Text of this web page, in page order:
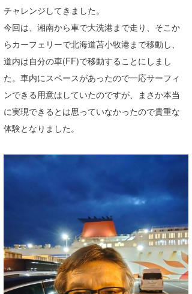
チャレンジしてきました。
今回は、湘南から車で大洗港まで走り、そこか
らカーフェリーで北海道苫小牧港まで移動し、
道内は自分の車(FF)で移動することにしまし
た。車内にスペースがあったので一応サーフィ
ンできる用意はしていたのですが、まさか本当
に実現できるとは思っていなかったので貴重な
体験となりました。
ハンマー
三輪予報士
小川予報士
上田純子
上條将美
唐澤予報士
米山予報士
wanda
予報士 hiro.